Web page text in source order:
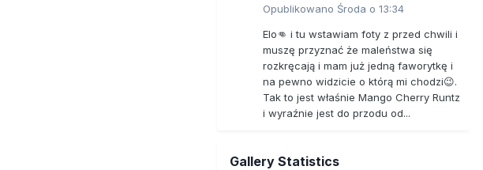
Opublikowano Środa o 13:34
Elo👊 i tu wstawiam foty z przed chwili i
muszę przyznać że maleństwa się
rozkręcają i mam już jedną faworytkę i
na pewno widzicie o którą mi chodzi😉.
Tak to jest właśnie Mango Cherry Runtz
i wyraźnie jest do przodu od...
Gallery Statistics